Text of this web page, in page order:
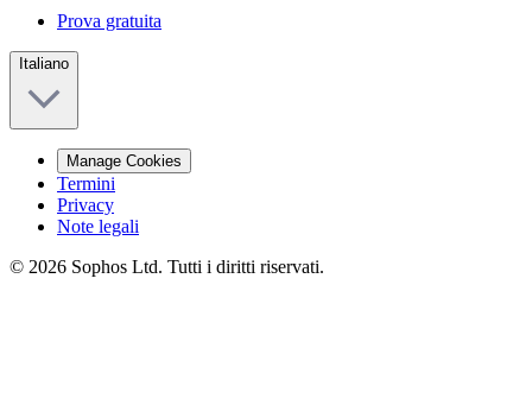
Prova gratuita
Italiano
Manage Cookies
Termini
Privacy
Note legali
© 2026 Sophos Ltd. Tutti i diritti riservati.